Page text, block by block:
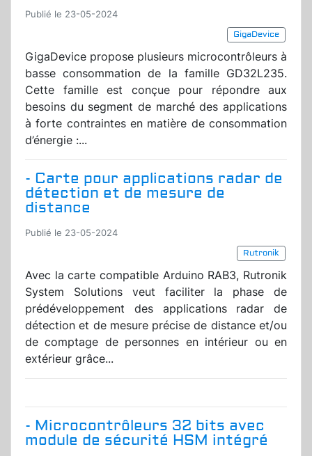
Publié le 23-05-2024
GigaDevice
GigaDevice propose plusieurs microcontrôleurs à
basse consommation de la famille GD32L235.
Cette famille est conçue pour répondre aux
besoins du segment de marché des applications
à forte contraintes en matière de consommation
d’énergie :...
- Carte pour applications radar de
détection et de mesure de
distance
Publié le 23-05-2024
Rutronik
Avec la carte compatible Arduino RAB3, Rutronik
System Solutions veut faciliter la phase de
prédéveloppement des applications radar de
détection et de mesure précise de distance et/ou
de comptage de personnes en intérieur ou en
extérieur grâce...
- Microcontrôleurs 32 bits avec
module de sécurité HSM intégré